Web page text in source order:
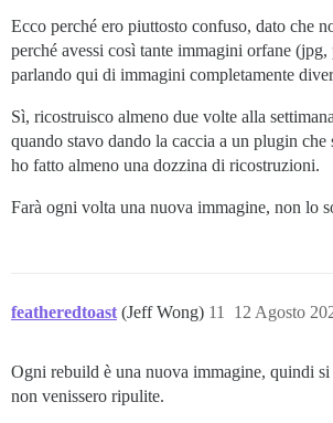
Ecco perché ero piuttosto confuso, dato che
perché avessi così tante immagini orfane
parlando qui di immagini completamente
Sì, ricostruisco almeno due volte alla
quando stavo dando la caccia a un plugin che
ho fatto almeno una dozzina di ricostruzioni.
Farà ogni volta una nuova immagine, non lo
featheredtoast (Jeff Wong) 12 Agosto
11
Ogni rebuild è una nuova immagine, quindi si
non venissero ripulite.